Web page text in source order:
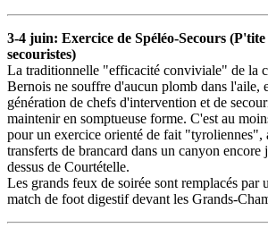
3-4 juin: Exercice de Spéléo-Secours (P'tite
secouristes)
La traditionnelle "efficacité conviviale" de la
Bernois ne souffre d'aucun plomb dans l'aile,
génération de chefs d'intervention et de
maintenir en somptueuse forme. C'est au
pour un exercice orienté de fait "tyroliennes",
transferts de brancard dans un canyon encore
dessus de Courtételle.
Les grands feux de soirée sont remplacés par
match de foot digestif devant les Grands-